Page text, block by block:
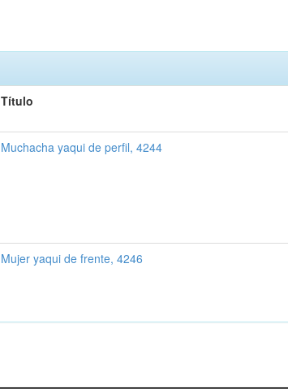
Título
Muchacha yaqui de perfil, 4244
Mujer yaqui de frente, 4246